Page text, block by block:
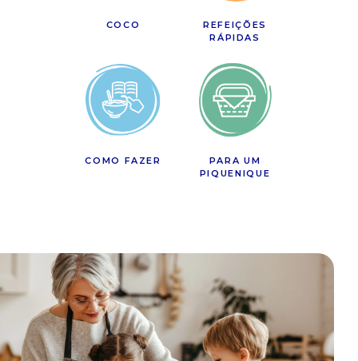
COCO
REFEIÇÕES
RÁPIDAS
COMO FAZER
PARA UM
PIQUENIQUE